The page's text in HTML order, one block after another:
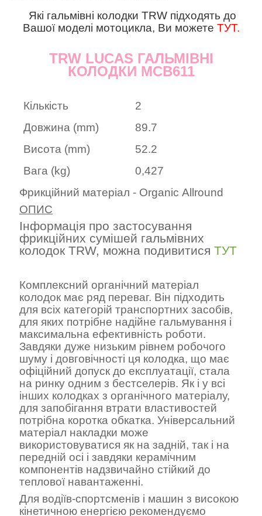
Які гальмівні колодки TRW підходять до
Вашої моделі мотоцикла, Ви можете ТУТ.
TRW LUCAS ГАЛЬМІВНІ
КОЛОДКИ MCB611
Кількість
2
Довжина (mm)
89.7
Висота (mm)
52.2
Вага (kg)
0,427
Фрикційний матеріал - Organic Allround
ОПИС
Інформація про застосування
фрикційних сумішей гальмівних
колодок TRW, можна подивитися ТУТ
Комплексний органічний матеріал
колодок має ряд переваг. Він підходить
для всіх категорій транспортних засобів,
для яких потрібне надійне гальмування і
максимальна ефективність роботи.
Завдяки дуже низьким рівнем робочого
шуму і довговічності ця колодка, що має
офіційний допуск до експлуатації, стала
на ринку одним з бестселерів. Як і у всі
інших колодках з органічного матеріалу,
для запобігання втрати властивостей
потрібна коротка обкатка. Універсальний
матеріал накладки може
використовуватися як на задній, так і на
передній осі і завдяки керамічним
компонентів надзвичайно стійкий до
теплової навантаженні.
Для водіїв-спортсменів і машин з високою
кінетичною енергією рекомендуємо